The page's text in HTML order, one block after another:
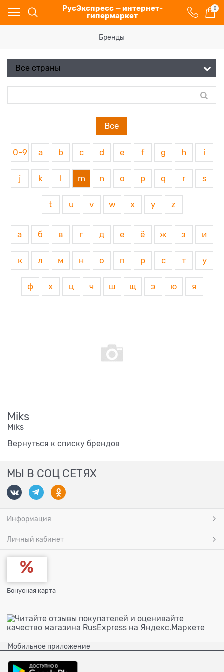
РусЭкспресс — интернет-
гипермаркет
0
Бренды
Все
0-9 a b c d e f g h i
j k m n o p q r s
t u v w x y z
а б в г д е ё ж з и
к л м н о п р с т у
ф х ц ч ш щ э ю я
Miks
Miks
Вернуться к списку брендов
МЫ В СОЦ СЕТЯХ
Информация
Личный кабинет
Бонусная карта
Мобильное приложение